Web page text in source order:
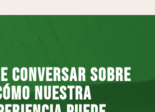
conversar sobre
nuestra